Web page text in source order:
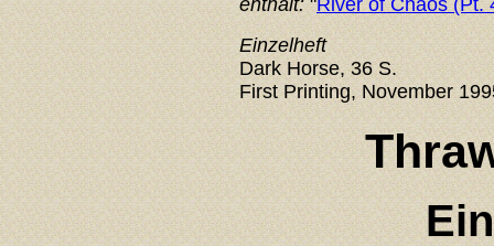
Einzelheft
Dark Horse, 36 S.
First Printing, November